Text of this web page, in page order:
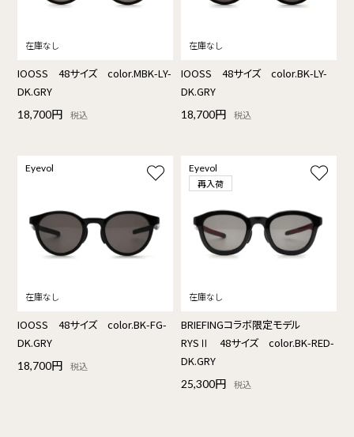
IOOSS 48サイズ color.MBK-LY-
DK.GRY
18,700円 税込
IOOSS 48サイズ color.BK-LY-
DK.GRY
18,700円 税込
Eyevol
IOOSS 48サイズ color.BK-FG-
DK.GRY
18,700円 税込
Eyevol
再入荷
BRIEFINGコラボ限定モデル
RYSⅡ 48サイズ color.BK-RED-
DK.GRY
25,300円 税込